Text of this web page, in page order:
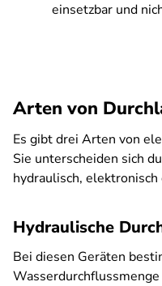
einsetzbar und
Arten von
Es gibt drei Arten von
Sie unterscheiden sich
hydraulisch,
Hydraulische
Bei diesen Geräten